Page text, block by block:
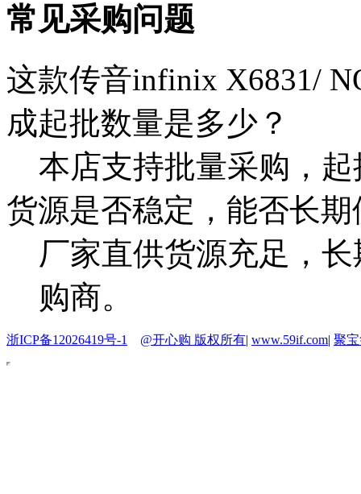
常见采购问题
这款传音infinix X6831/
成起批数量是多少？
本店支持批量采购，
货源是否稳定，能否长期
厂家直供货源充足，
购商。
浙ICP备12026419号-1 @开心购 版权所有| www.59if.com| 聚